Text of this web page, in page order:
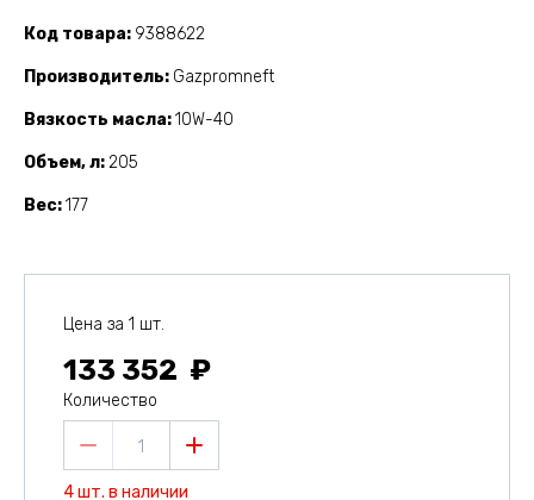
Код товара 9388622
Производитель Gazpromneft
Вязкость масла 10W-40
Объем, л 205
Вес 177
Цена за 1 шт.
133 352
Количество
1
4 шт. в наличии